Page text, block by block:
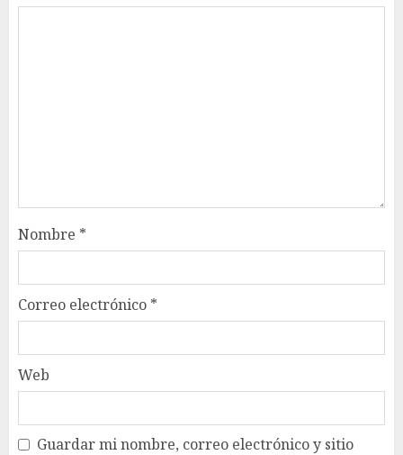
Nombre *
Correo electrónico *
Web
Guardar mi nombre, correo electrónico y sitio